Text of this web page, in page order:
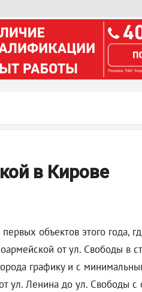
в Кирове
объектов этого года,
от ул. Свободы в
графику и с
Ленина до ул. Свободы с